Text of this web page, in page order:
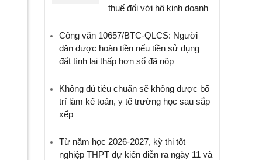
thuế đối với hộ kinh doanh
Công văn 10657/BTC-QLCS: Người
dân được hoàn tiền nếu tiền sử dụng
đất tính lại thấp hơn số đã nộp
Không đủ tiêu chuẩn sẽ không được bố
trí làm kế toán, y tế trường học sau sắp
xếp
Từ năm học 2026-2027, kỳ thi tốt
nghiệp THPT dự kiến diễn ra ngày 11 và